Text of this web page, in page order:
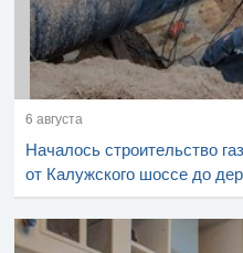
6 августа
Началось строительство
от Калужского шоссе до